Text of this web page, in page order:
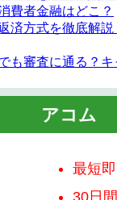
費者金融はどこ？
済方式を徹底解
も審査に通る？
アコム
最短
30日